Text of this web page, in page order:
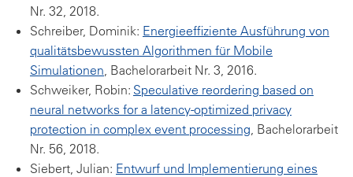
Nr. 32, 2018.
Schreiber, Dominik: Energieeffiziente Ausführung von
qualitätsbewussten Algorithmen für Mobile
Simulationen, Bachelorarbeit Nr. 3, 2016.
Schweiker, Robin: Speculative reordering based on
neural networks for a latency-optimized privacy
protection in complex event processing, Bachelorarbeit
Nr. 56, 2018.
Siebert, Julian: Entwurf und Implementierung eines